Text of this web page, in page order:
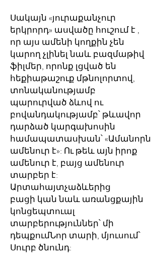
Սակայն «յուրաքանչուր
երկրորդ» ասվածը հուշում է ,
որ այս ամենի կողքին չեն
կարող չլինել նաև բազմաթիվ
ֆիլմեր, որոնք լցված են
հեքիաթաշուք մթնոլորտով,
տոնականությամբ
պարուրված ձևով ու
բովանդակությամբ՝ թևավոր
դարձած կարգախոսին
համապատասխան՝ «Ամանորն
ամենուր է»: Ու թեև այն իրոք
ամենուր է, բայց ամենուր
տարբեր է:
Արտահայտչաձևերից
բացի կան նաև առանցքային
կոնցեպտուալ
տարբերություններ՝ մի
դեպքումՆոր տարի, մյուսում՝
Սուրբ ծնունդ: